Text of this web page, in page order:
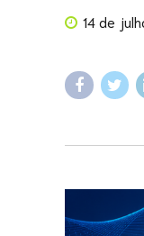
14 de